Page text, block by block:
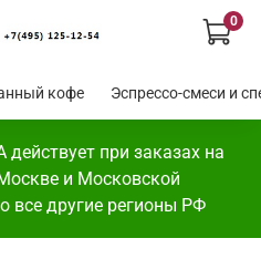
0
кофе
при заказах на
и Московской
все другие регионы РФ